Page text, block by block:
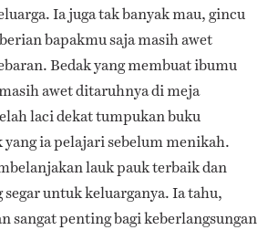
Ia juga tak banyak mau, gincu
bapakmu saja masih awet
Bedak yang membuat ibumu
awet ditaruhnya di meja
laci dekat tumpukan buku
yang ia pelajari sebelum menikah.
lauk pauk terbaik dan
segar untuk keluarganya. Ia tahu,
sangat penting bagi keberlangsungan